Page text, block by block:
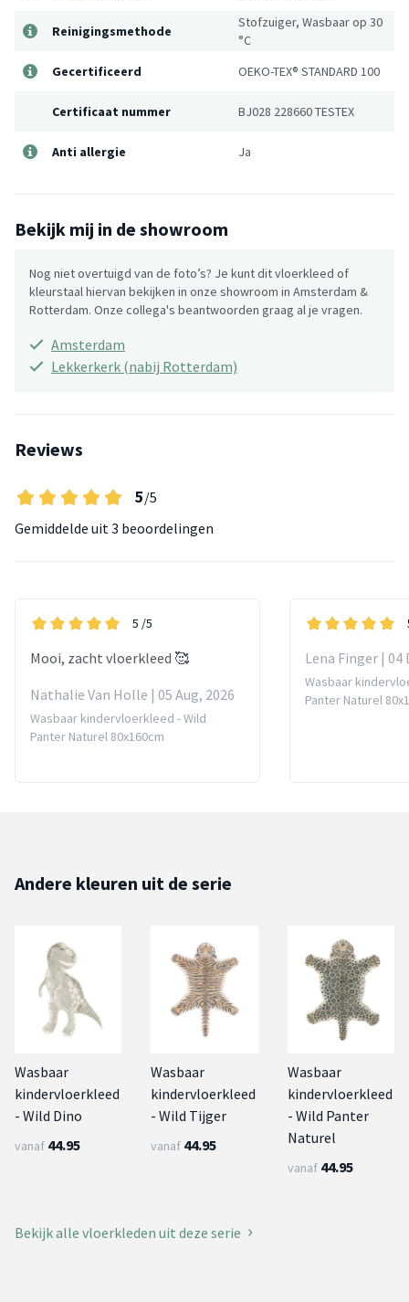
Reinigingsmethode
Stofzuiger, Wasbaar op 30
°C
Gecertificeerd
OEKO-TEX® STANDARD 100
Certificaat nummer BJ028 228660 TESTEX
Anti allergie Ja
Bekijk mij in de showroom
Nog niet overtuigd van de foto’s? Je kunt dit vloerkleed of
kleurstaal hiervan bekijken in onze showroom in Amsterdam &
Rotterdam. Onze collega's beantwoorden graag al je vragen.
Amsterdam
Lekkerkerk (nabij Rotterdam)
Reviews
5/5
Gemiddelde uit 3 beoordelingen
5 /5
Mooi, zacht vloerkleed 🥰
Nathalie Van Holle | 05 Aug, 2026
Wasbaar kindervloerkleed - Wild
Panter Naturel 80x160cm
Lena Finger | 04
Wasbaar
Panter Naturel
Andere kleuren uit de serie
Wasbaar
kindervloerkleed
- Wild Dino
vanaf 44.95
Wasbaar
kindervloerkleed
- Wild Tijger
vanaf 44.95
Wasbaar
kindervloerkleed
- Wild Panter
Naturel
vanaf 44.95
Bekijk alle vloerkleden uit deze serie